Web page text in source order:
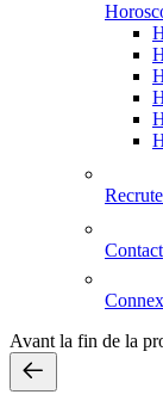
Contact
Avant la fin de la